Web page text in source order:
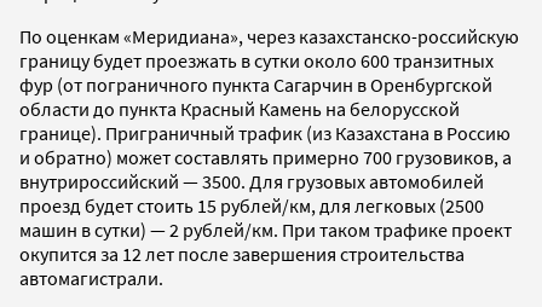
По оценкам «Меридиана», через казахстанско-российскую
границу будет проезжать в сутки около 600 транзитных
фур (от пограничного пункта Сагарчин в Оренбургской
области до пункта Красный Камень на белорусской
границе). Приграничный трафик (из Казахстана в Россию
и обратно) может составлять примерно 700 грузовиков, а
внутрироссийский — 3500. Для грузовых автомобилей
проезд будет стоить 15 рублей/км, для легковых (2500
машин в сутки) — 2 рублей/км. При таком трафике проект
окупится за 12 лет после завершения строительства
автомагистрали.